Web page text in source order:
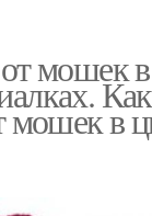
мошек в
Как
мошек в